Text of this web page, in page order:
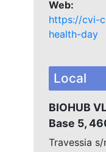
Web:
https://cvi-
health-day
Local
BIOHUB
Base 5,
Travessia s/